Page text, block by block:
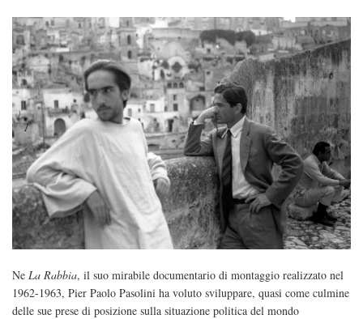
Ne La Rabbia, il suo mirabile documentario di montaggio realizzato nel
1962-1963, Pier Paolo Pasolini ha voluto sviluppare, quasi come culmine
delle sue prese di posizione sulla situazione politica del mondo